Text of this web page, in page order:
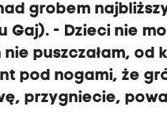
grobem
Gaj). - Dzieci nie
puszczałam, od
pod nogami, że
przygniecie,